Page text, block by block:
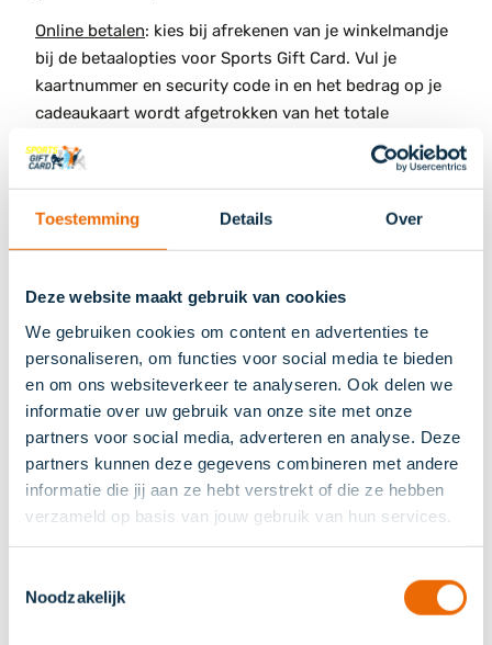
Toestemming Details Over
Deze website maakt gebruik van cookies
We gebruiken cookies om content en advertenties te
personaliseren, om functies voor social media te bieden
en om ons websiteverkeer te analyseren. Ook delen we
informatie over uw gebruik van onze site met onze
partners voor social media, adverteren en analyse. Deze
partners kunnen deze gegevens combineren met andere
informatie die jij aan ze hebt verstrekt of die ze hebben
verzameld op basis van jouw gebruik van hun services.
Noodzakelijk
Online betalen: kies bij afrekenen van je winkelmandje
bij de betaalopties voor Sports Gift Card. Vul je
kaartnummer en security code in en het bedrag op je
cadeaukaart wordt afgetrokken van het totale
bonbedrag. Het restant kun je nu op een andere
manier betalen bijvoorbeeld met iDeal.
Ga naar de webshop
De volgende SPORT 2000 winkels zijn aangesloten bij
SPORT 2000 Absolute Teamsport (Purmerend)
SPORT 2000 Alkmaar
SPORT 2000 Bart Langedijk (Den Helder)
SPORT 2000 Bouchier (Hoorn)
SPORT 2000 Brabant Sports (Boxtel)
SPORT 2000 Castricum